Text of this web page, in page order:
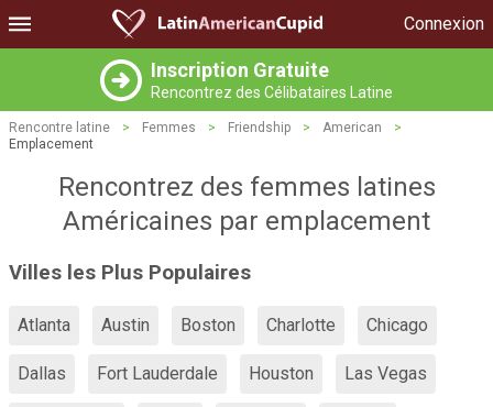
Connexion
Inscription Gratuite
Rencontrez des Célibataires Latine
Rencontre latine > Femmes > Friendship > American
>
Emplacement
Rencontrez des femmes latines
Américaines par emplacement
Villes les Plus Populaires
Atlanta Austin Boston Charlotte Chicago
Dallas Fort Lauderdale Houston Las Vegas